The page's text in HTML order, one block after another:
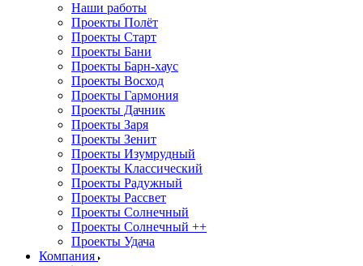
Наши работы
Проекты Полёт
Проекты Старт
Проекты Бани
Проекты Барн-хаус
Проекты Восход
Проекты Гармония
Проекты Дачник
Проекты Заря
Проекты Зенит
Проекты Изумрудный
Проекты Классический
Проекты Радужный
Проекты Рассвет
Проекты Солнечный
Проекты Солнечный ++
Проекты Удача
Компания